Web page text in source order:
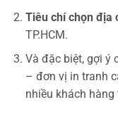
Tiêu chí chọn địa
TP.HCM.
Và đặc biệt, gợi ý
– đơn vị in tranh
nhiều khách